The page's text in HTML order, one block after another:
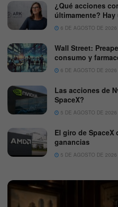
¿Qué acciones
últimamente?
6 DE AGOSTO DE 2026
Wall Street:
consumo y
6 DE AGOSTO DE 2026
Las acciones de
SpaceX?
5 DE AGOSTO DE 2026
El giro de SpaceX
ganancias
5 DE AGOSTO DE 2026